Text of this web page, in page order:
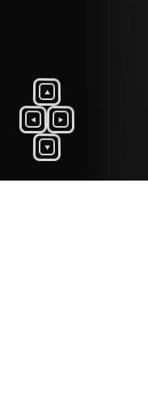
▲
◀ ▶
▼